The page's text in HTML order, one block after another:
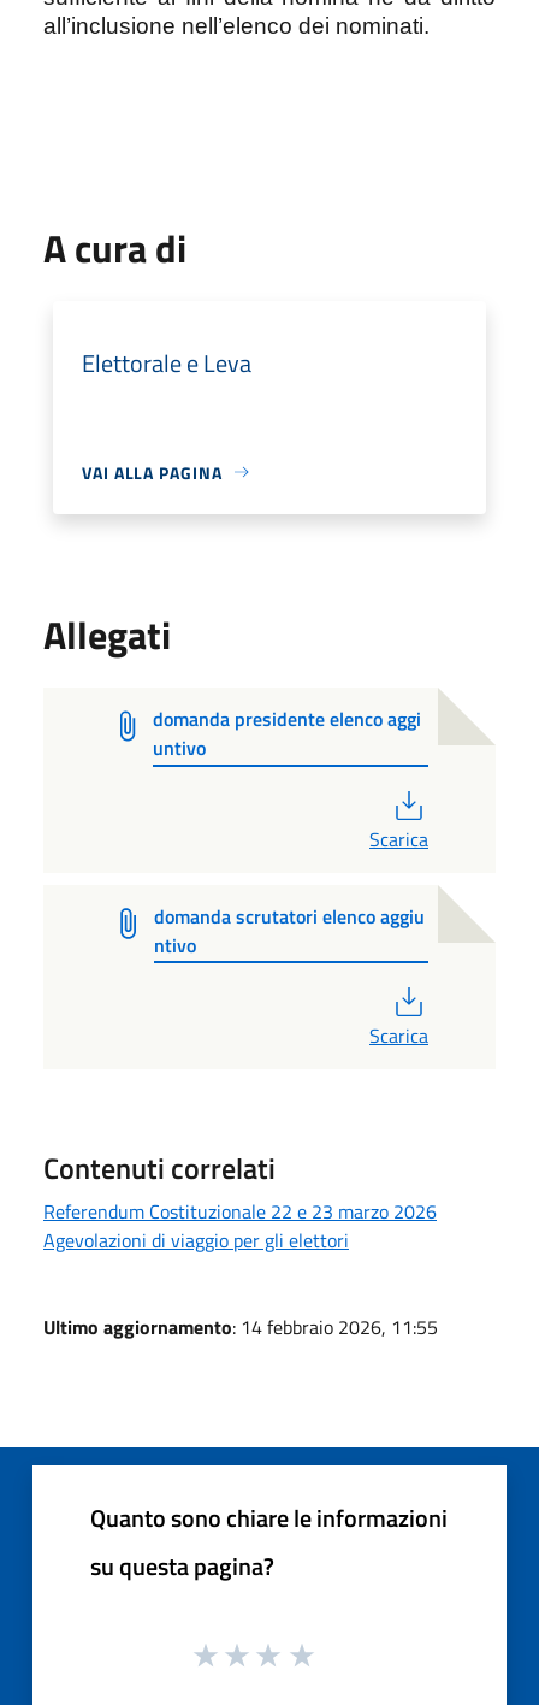
all’inclusione nell’elenco dei nominati.
A cura di
Elettorale e Leva
VAI ALLA PAGINA
Allegati
domanda presidente elenco aggi
untivo
Scarica
domanda scrutatori elenco aggiu
ntivo
Scarica
Contenuti correlati
Referendum Costituzionale 22 e 23 marzo 2026
Agevolazioni di viaggio per gli elettori
Ultimo aggiornamento: 14 febbraio 2026, 11:55
Quanto sono chiare le informazioni
su questa pagina?